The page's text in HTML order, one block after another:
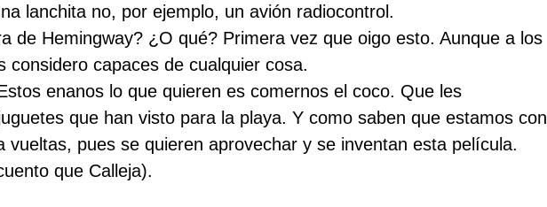
lanchita no, por ejemplo, un avión radiocontrol.
de Hemingway? ¿O qué? Primera vez que oigo esto. Aunque a los
considero capaces de cualquier cosa.
enanos lo que quieren es comernos el coco. Que les
que han visto para la playa. Y como saben que estamos con
vueltas, pues se quieren aprovechar y se inventan esta película.
que Calleja).